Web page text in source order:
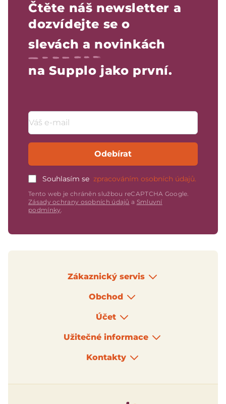
Čtěte náš newsletter a
dozvídejte se o
slevách a novinkách
na Supplo jako první.
Emailová adresa
Odebírat
Souhlasím se zpracováním osobních údajů.
Tento web je chráněn službou reCAPTCHA Google.
Zásady ochrany osobních údajů a Smluvní
podmínky.
Zákaznický servis
Obchod
Účet
Užitečné informace
Kontakty